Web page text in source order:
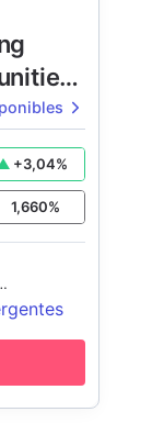
+3,04%
1,660%